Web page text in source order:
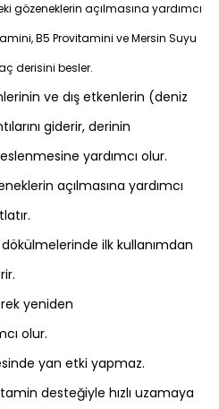
gözeneklerin açılmasına yardımcı
B5 Provitamini ve Mersin Suyu
derisini besler.
ve dış etkenlerin (deniz
giderir, derinin
yardımcı olur.
açılmasına yardımcı
ilk kullanımdan
yeniden
olur.
yan etki yapmaz.
desteğiyle hızlı uzamaya